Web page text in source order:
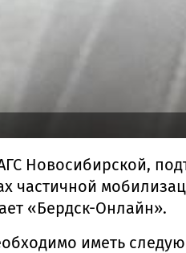
Новосибирской,
частичной
«Бердск-Онлайн».
иметь